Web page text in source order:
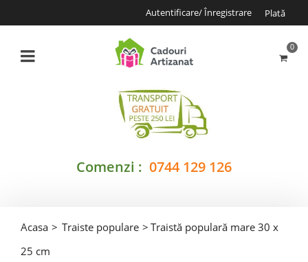
Plată
Autentificare/ Înregistrare
0
Comenzi : 0744 129 126
Acasa > Traiste populare > Traistă populară mare 30 x
25 cm